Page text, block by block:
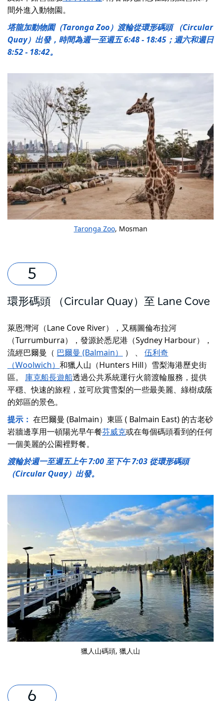
間外進入動物園。
塔龍加動物園（Taronga Zoo）渡輪從環形碼頭 （Circular
Quay）出發，時間為週一至週五 6:48 - 18:45；週六和週日
8:52 - 18:42。
Taronga Zoo, Mosman
環形碼頭 （Circular Quay）至 Lane Cove
萊恩灣河（Lane Cove River），又稱圖倫布拉河
（Turrumburra），發源於悉尼港（Sydney Harbour），
流經巴爾曼（ 巴爾曼 (Balmain） ） 、
伍利奇
（Woolwich） 和獵人山（Hunters Hill） 雪梨海港歷史街
區。 庫克船長遊船透過公共系統運行火箭渡輪服務，提供
平穩、快速的旅程，並可欣賞雪梨的一些最美麗、綠樹成蔭
的郊區的景色。
提示： 在巴爾曼 (Balmain）東區 ( Balmain East) 的古老砂
岩牆邊享用一頓陽光早午餐芬威克或在每個碼頭看到的任何
一個美麗的公園裡野餐。
渡輪於週一至週五上午 7:00 至下午 7:03 從環形碼頭
（Circular Quay）出發。
獵人山碼頭, 獵人山